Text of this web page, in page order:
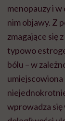
menopauzy i w
nim objawy. Z
zmagające się
typowo
bólu – w
umiejscowiona
wprowadza się